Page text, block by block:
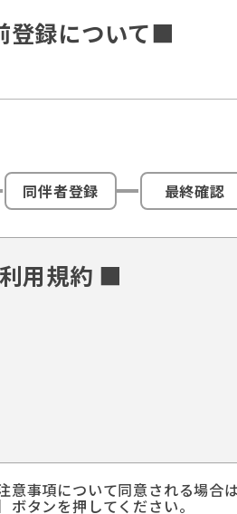
登録について■
同伴者登録 最終確認
用規約 ■
意事項について同意される場合
ボタンを押してください。